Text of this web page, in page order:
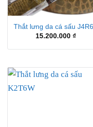
Thắt lưng da cá sấu
15.200.000 ₫